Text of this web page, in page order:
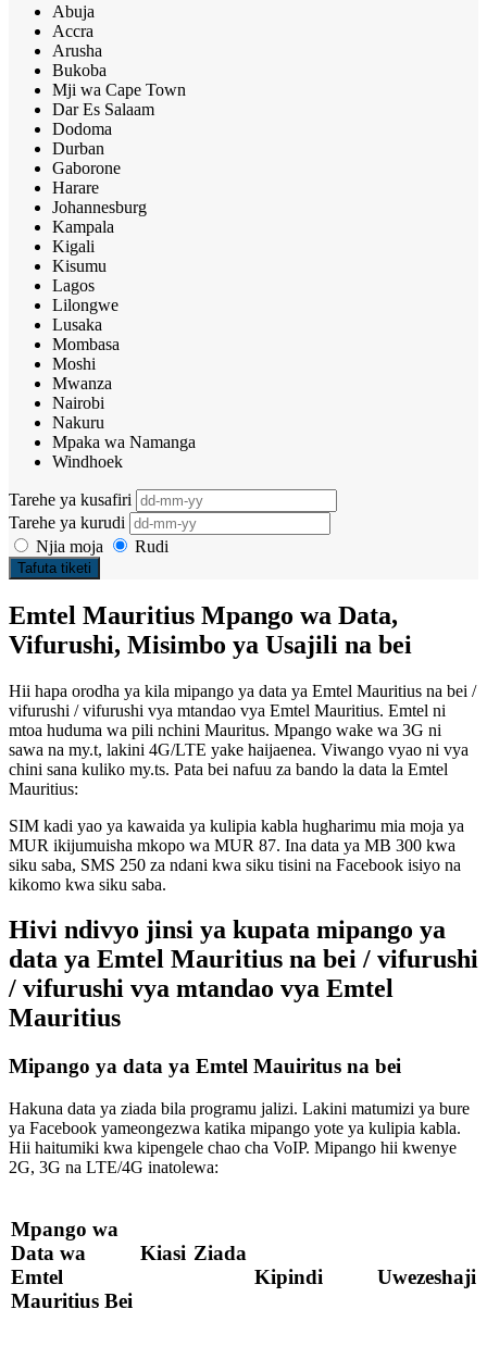
Abuja
Accra
Arusha
Bukoba
Mji wa Cape Town
Dar Es Salaam
Dodoma
Durban
Gaborone
Harare
Johannesburg
Kampala
Kigali
Kisumu
Lagos
Lilongwe
Lusaka
Mombasa
Moshi
Mwanza
Nairobi
Nakuru
Mpaka wa Namanga
Windhoek
Tarehe ya kusafiri
Tarehe ya kurudi
Njia moja
Rudi
Tafuta tiketi
Emtel Mauritius Mpango wa Data,
Vifurushi, Misimbo ya Usajili na bei
Hii hapa orodha ya kila mipango ya data ya Emtel Mauritius na bei /
vifurushi / vifurushi vya mtandao vya Emtel Mauritius. Emtel ni
mtoa huduma wa pili nchini Mauritus. Mpango wake wa 3G ni
sawa na my.t, lakini 4G/LTE yake haijaenea. Viwango vyao ni vya
chini sana kuliko my.ts. Pata bei nafuu za bando la data la Emtel
Mauritius:
SIM kadi yao ya kawaida ya kulipia kabla hugharimu mia moja ya
MUR ikijumuisha mkopo wa MUR 87. Ina data ya MB 300 kwa
siku saba, SMS 250 za ndani kwa siku tisini na Facebook isiyo na
kikomo kwa siku saba.
Hivi ndivyo jinsi ya kupata mipango ya
data ya Emtel Mauritius na bei / vifurushi
/ vifurushi vya mtandao vya Emtel
Mauritius
Mipango ya data ya Emtel Mauiritus na bei
Hakuna data ya ziada bila programu jalizi. Lakini matumizi ya bure
ya Facebook yameongezwa katika mipango yote ya kulipia kabla.
Hii haitumiki kwa kipengele chao cha VoIP. Mipango hii kwenye
2G, 3G na LTE/4G inatolewa:
Mpango wa
Data wa
Emtel
Mauritius Bei
Kiasi Ziada
Kipindi
Uwezeshaji